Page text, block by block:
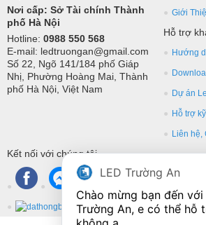
Nơi cấp: Sở Tài chính Thành
phố Hà Nội
Hotline: 0988 550 568
E-mail: ledtruongan@gmail.com
Số 22, Ngõ 141/184 phố Giáp
Nhị, Phường Hoàng Mai, Thành
phố Hà Nội, Việt Nam
Giới
Hỗ trợ
Hướng
Dự án
Hỗ trợ
Liên hệ,
Kết nối với chúng tôi
LED Trường An
Chào mừng bạn đến
Trường An, e có thể hỗ